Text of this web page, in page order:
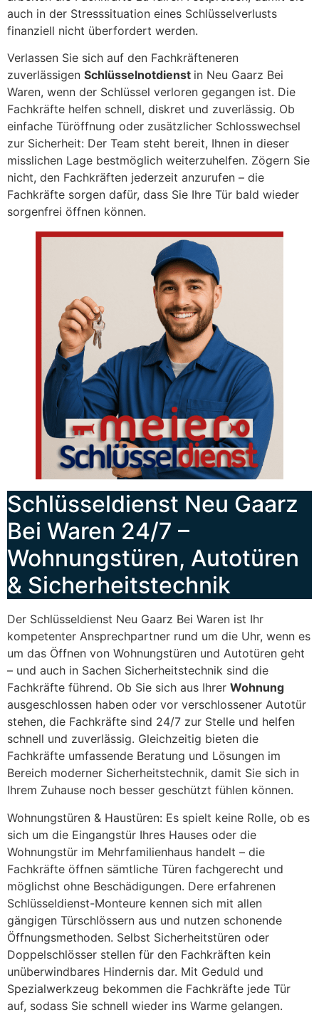
auch in der Stresssituation eines Schlüsselverlusts
finanziell nicht überfordert werden.
Verlassen Sie sich auf den Fachkräfteneren
zuverlässigen Schlüsselnotdienst in Neu Gaarz Bei
Waren, wenn der Schlüssel verloren gegangen ist. Die
Fachkräfte helfen schnell, diskret und zuverlässig. Ob
einfache Türöffnung oder zusätzlicher Schlosswechsel
zur Sicherheit: Der Team steht bereit, Ihnen in dieser
misslichen Lage bestmöglich weiterzuhelfen. Zögern Sie
nicht, den Fachkräften jederzeit anzurufen – die
Fachkräfte sorgen dafür, dass Sie Ihre Tür bald wieder
sorgenfrei öffnen können.
Schlüsseldienst Neu Gaarz
Bei Waren 24/7 –
Wohnungstüren, Autotüren
& Sicherheitstechnik
Der Schlüsseldienst Neu Gaarz Bei Waren ist Ihr
kompetenter Ansprechpartner rund um die Uhr, wenn es
um das Öffnen von Wohnungstüren und Autotüren geht
– und auch in Sachen Sicherheitstechnik sind die
Fachkräfte führend. Ob Sie sich aus Ihrer Wohnung
ausgeschlossen haben oder vor verschlossener Autotür
stehen, die Fachkräfte sind 24/7 zur Stelle und helfen
schnell und zuverlässig. Gleichzeitig bieten die
Fachkräfte umfassende Beratung und Lösungen im
Bereich moderner Sicherheitstechnik, damit Sie sich in
Ihrem Zuhause noch besser geschützt fühlen können.
Wohnungstüren & Haustüren: Es spielt keine Rolle, ob es
sich um die Eingangstür Ihres Hauses oder die
Wohnungstür im Mehrfamilienhaus handelt – die
Fachkräfte öffnen sämtliche Türen fachgerecht und
möglichst ohne Beschädigungen. Dere erfahrenen
Schlüsseldienst-Monteure kennen sich mit allen
gängigen Türschlössern aus und nutzen schonende
Öffnungsmethoden. Selbst Sicherheitstüren oder
Doppelschlösser stellen für den Fachkräften kein
unüberwindbares Hindernis dar. Mit Geduld und
Spezialwerkzeug bekommen die Fachkräfte jede Tür
auf, sodass Sie schnell wieder ins Warme gelangen.